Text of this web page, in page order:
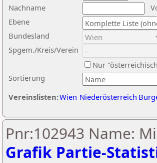
Nachname
Ebene
Sortierung
Bundesland
Spgem./Kreis/Verein
Nur
Vereinslisten:Wien Niederösterreich
Pnr:102943 Name:
Grafik Partie-